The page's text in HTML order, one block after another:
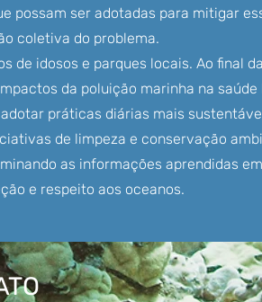
possam ser adotadas para mitigar
coletiva do problema.
de idosos e parques locais. Ao final
da poluição marinha na
práticas diárias mais
de limpeza e conservação
as informações aprendidas
e respeito aos oceanos.